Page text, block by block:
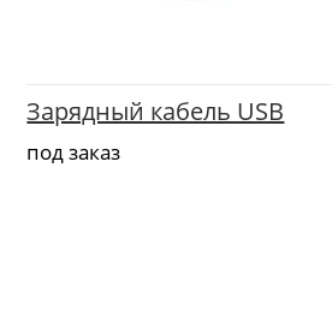
Зарядный кабель USB
под заказ